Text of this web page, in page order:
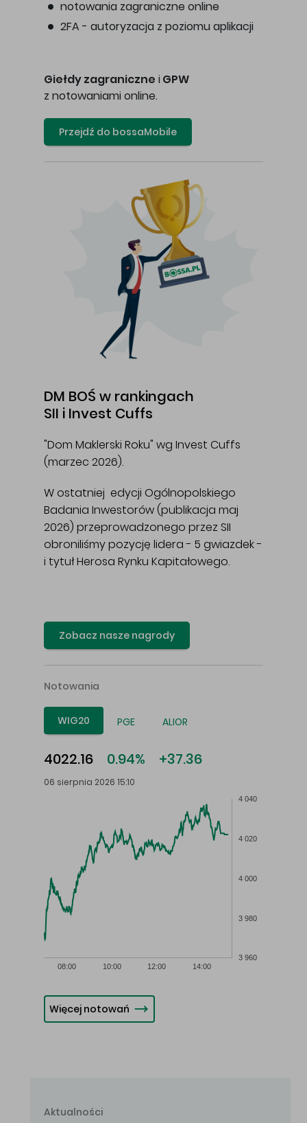
notowania zagraniczne online
2FA - autoryzacja z poziomu aplikacji
Giełdy zagraniczne i GPW
z notowaniami online.
Przejdź do bossaMobile
DM BOŚ w rankingach
SII i Invest Cuffs
"Dom Maklerski Roku" wg Invest Cuffs
(marzec 2026).
W ostatniej edycji Ogólnopolskiego
Badania Inwestorów (publikacja maj
2026) przeprowadzonego przez SII
obroniliśmy pozycję lidera - 5 gwiazdek -
i tytuł Herosa Rynku Kapitałowego.
Zobacz nasze nagrody
Notowania
WIG20 PGE ALIOR
4022.16 0.94% +37.36
06 sierpnia 2026 15:10
08:00 10:00 12:00 14:00
3 960
3 980
4 000
4 020
4 040
Więcej notowań
Aktualności